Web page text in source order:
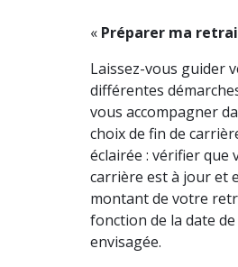
« Préparer ma
Laissez-vous guider
différentes
vous accompagner
choix de fin de
éclairée : vérifier que
carrière est à jour et
montant de votre
fonction de la date
envisagée.